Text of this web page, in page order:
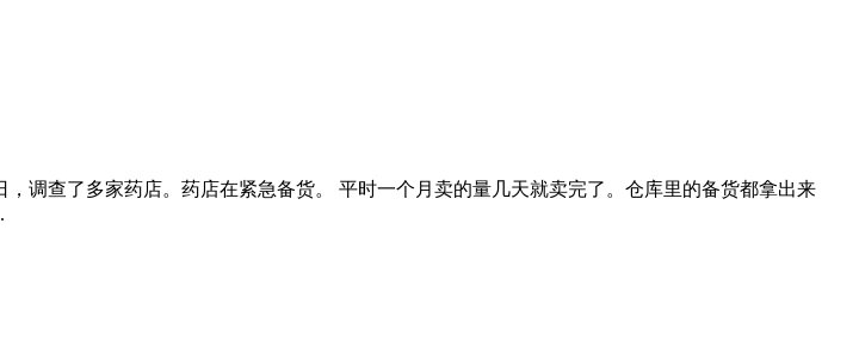
调查了多家药店。药店在紧急备货。 平时一个月卖的量几天就卖完了。仓库里的备货都拿出来